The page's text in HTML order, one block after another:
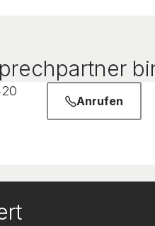
Anrufen